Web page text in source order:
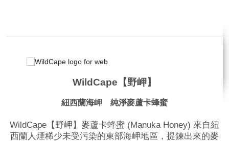
WildCape【野岬】
紐西蘭海岬 純淨麥蘆卡蜂蜜
WildCape【野岬】麥蘆卡蜂蜜 (Manuka Honey) 來自紐
西蘭人煙稀少未受污染的東部海岬地區，提鍊出來的麥